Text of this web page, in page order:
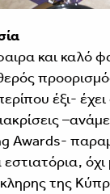
και καλό
έξι- έχει
Awards-
της